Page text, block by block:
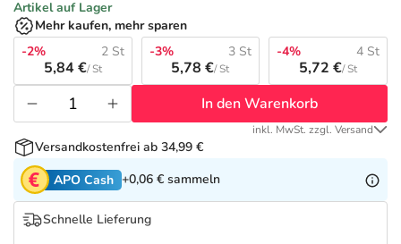
Tierapotheke
Vitamine & Mineralstoffe
Marken
Salus Deals
Artikel auf Lager
Mehr kaufen, mehr sparen
-2%
2 St
5,84 €/ St
-3% 3 St
5,78 €/ St
-4% 4 St
5,72 €/ St
In den Warenkorb
inkl. MwSt. zzgl. Versand
Versandkostenfrei ab 34,99 €
APO Cash +0,06 € sammeln
Schnelle Lieferung